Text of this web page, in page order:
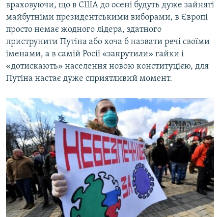
враховуючи, що в США до осені будуть дуже зайняті
майбутніми президентськими виборами, в Європі
просто немає жодного лідера, здатного
приструнити Путіна або хоча б назвати речі своїми
іменами, а в самій Росії «закрутили» гайки і
«дотискають» населення новою конституцією, для
Путіна настає дуже сприятливий момент.